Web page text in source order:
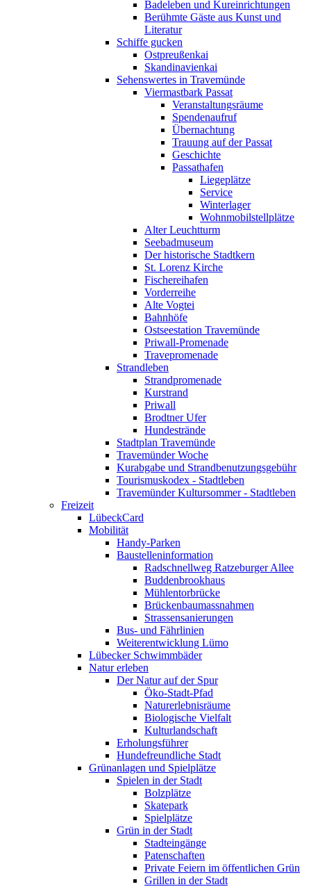
Badeleben und Kureinrichtungen
Berühmte Gäste aus Kunst und
Literatur
Schiffe gucken
Ostpreußenkai
Skandinavienkai
Sehenswertes in Travemünde
Viermastbark Passat
Veranstaltungsräume
Spendenaufruf
Übernachtung
Trauung auf der Passat
Geschichte
Passathafen
Liegeplätze
Service
Winterlager
Wohnmobilstellplätze
Alter Leuchtturm
Seebadmuseum
Der historische Stadtkern
St. Lorenz Kirche
Fischereihafen
Vorderreihe
Alte Vogtei
Bahnhöfe
Ostseestation Travemünde
Priwall-Promenade
Travepromenade
Strandleben
Strandpromenade
Kurstrand
Priwall
Brodtner Ufer
Hundestrände
Stadtplan Travemünde
Travemünder Woche
Kurabgabe und Strandbenutzungsgebühr
Tourismuskodex - Stadtleben
Travemünder Kultursommer - Stadtleben
Freizeit
LübeckCard
Mobilität
Handy-Parken
Baustelleninformation
Radschnellweg Ratzeburger Allee
Buddenbrookhaus
Mühlentorbrücke
Brückenbaumassnahmen
Strassensanierungen
Bus- und Fährlinien
Weiterentwicklung Lümo
Lübecker Schwimmbäder
Natur erleben
Der Natur auf der Spur
Öko-Stadt-Pfad
Naturerlebnisräume
Biologische Vielfalt
Kulturlandschaft
Erholungsführer
Hundefreundliche Stadt
Grünanlagen und Spielplätze
Spielen in der Stadt
Bolzplätze
Skatepark
Spielplätze
Grün in der Stadt
Stadteingänge
Patenschaften
Private Feiern im öffentlichen Grün
Grillen in der Stadt